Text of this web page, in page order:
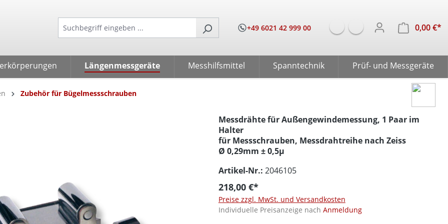
+49 6021 42 999 00
0,00 €*
Längenmessgeräte Messhilfsmittel Spanntechnik Prüf- und Messgeräte
Zubehör für Bügelmessschrauben
Messdrähte für Außengewindemessung, 1 Paar im
Halter
für Messschrauben, Messdrahtreihe nach Zeiss
Ø 0,29mm ± 0,5µ
Artikel-Nr.: 2046105
218,00 €*
Preise zzgl. MwSt. und Versandkosten
Individuelle Preisanzeige nach Anmeldung